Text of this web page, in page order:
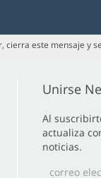
cierra este mensaje y
Unirse
Al
actualiza
noticias.